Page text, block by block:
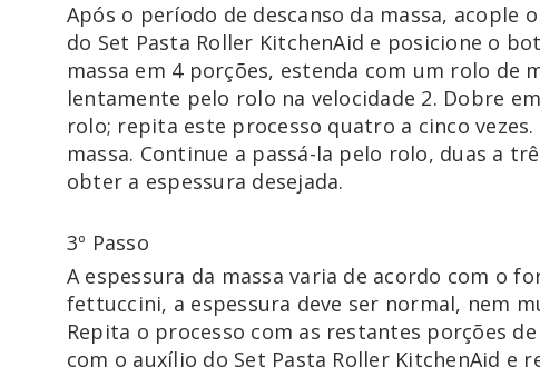
Após o período de descanso da massa, acople
do Set Pasta Roller KitchenAid e posicione o
massa em 4 porções, estenda com um rolo de
lentamente pelo rolo na velocidade 2. Dobre
rolo; repita este processo quatro a cinco
massa. Continue a passá-la pelo rolo, duas a
obter a espessura desejada.
3º Passo
A espessura da massa varia de acordo com o
fettuccini, a espessura deve ser normal, nem
Repita o processo com as restantes porções
com o auxílio do Set Pasta Roller KitchenAid e